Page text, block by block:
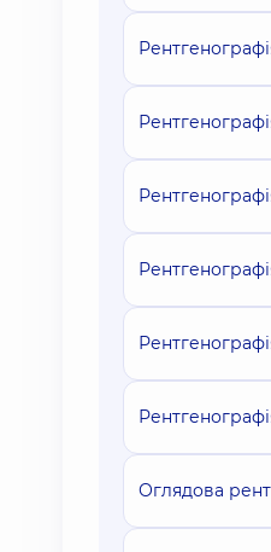
Оглядова